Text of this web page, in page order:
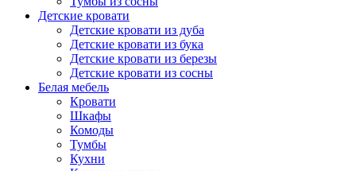
Детские кровати
Детские кровати из дуба
Детские кровати из бука
Детские кровати из березы
Детские кровати из сосны
Белая мебель
Кровати
Шкафы
Комоды
Тумбы
Кухни